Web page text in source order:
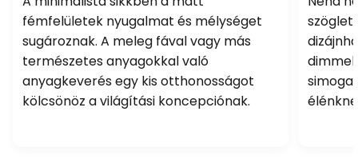
fémfelületek nyugalmat és mélységet
sugároznak. A meleg fával vagy más
természetes anyagokkal való
anyagkeverés egy kis otthonosságot
kölcsönöz a világítási koncepciónak.